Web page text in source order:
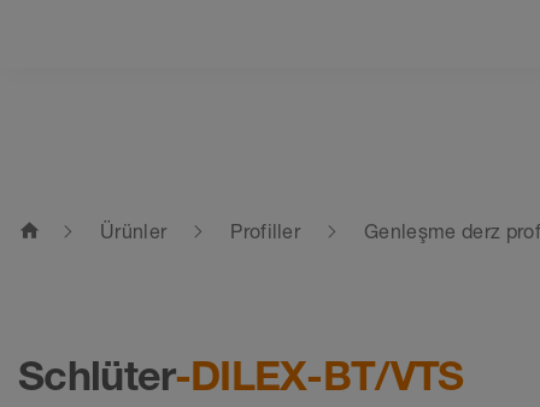
home Ürünler Profiller Genleşme derz
Schlüter-DILEX-BT/VTS